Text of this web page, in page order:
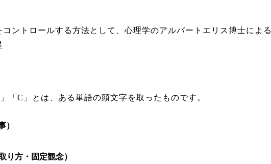
ントロールする方法として、心理学のアルバートエリス博士による
」「 C 」とは、ある単語の頭文字を取ったものです。
）
り方・固定観念）